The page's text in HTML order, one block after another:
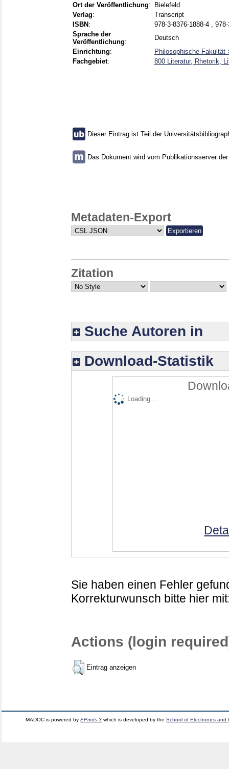
Ort der Veröffentlichung:
Bielefeld
Verlag:
Transcript
ISBN :
978-3-8376-1888-4 ,
Sprache der
Veröffentlichung:
Deutsch
Einrichtung:
Philosophische Fakultät
Fachgebiet: 800 Literatur, Rhetorik,
Dieser Eintrag ist Teil der
Das Dokument wird vom Publikationsserver
Metadaten-Export
Zitation
Suche Autoren in
Download-Statistik
Loading...
Sie haben einen Fehler
Korrekturwunsch bitte hier
Actions (login
Eintrag anzeigen
MADOC is powered byEPrints 3 which is developed by theSchool of Electronics and